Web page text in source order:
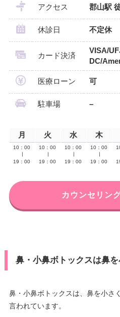
アクセス 郡山駅
休診日 不定休
カード決済
VISA/
DC/
医療ローン 可
駐車場 –
月 火 水 木
10：00
19：00
10：00
19：00
10：00
19：00
10：00
19：00
カウンセリン
鼻・小鼻ボトックスは鼻
鼻・小鼻ボトックスは、鼻を小さ
言われています。